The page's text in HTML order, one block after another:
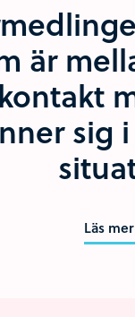
är
sig
Läs mer